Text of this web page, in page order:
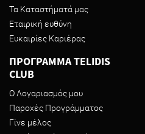
Τα Καταστήματά μας
Εταιρική ευθύνη
Ευκαιρίες Καριέρας
ΠΡΟΓΡΑΜΜΑ TELIDIS
CLUB
Ο Λογαριασμός μου
Παροχές Προγράμματος
Γίνε μέλος